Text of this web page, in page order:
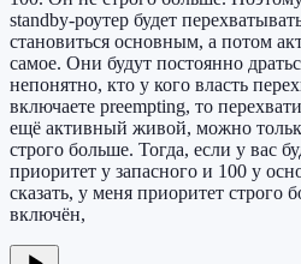
standby-роутер будет
становиться основным, а потом
самое. Они будут постоянно
непонятно, кто у кого власть
включаете preempting, то
ещё активный живой, можно
строго больше. Тогда, если у вас
приоритет у запасного и 100 у
сказать, у меня приоритет строго
включён,